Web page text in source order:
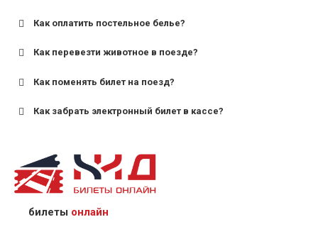
для поездов дальнего следования — от 10 лет и
для пригородных поездов — от 7 лет.
Как оплатить постельное белье?
Как перевезти животное в поезде?
Как поменять билет на поезд?
Как забрать электронный билет в кассе?
назвав кассиру 14-значный номер заказа;
предъявив удостоверение личности пассажира, на
кого оформлен билет.
билеты онлайн